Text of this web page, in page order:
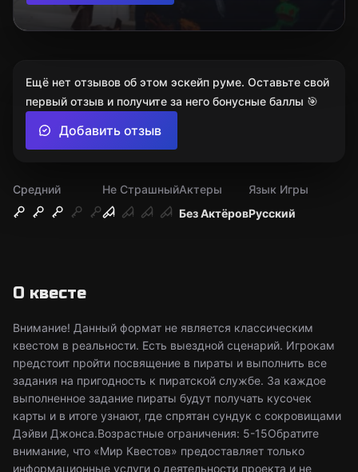
Средний
Не Страшный
Без Актёров
Актеры
Русский
Язык Игры
О квесте
Внимание! Данный формат не является классическим
квестом в реальности. Есть выездной сценарий. Игрокам
предстоит пройти посвящение в пираты и выполнить все
задания на пригодность к пиратской службе. За каждое
выполненное задание пираты будут получать кусочек
карты и в итоге узнают, где спрятан сундук с сокровищами
Дэйви Джонса.Возрастные ограничения: 5-15Обратите
внимание, что «Мир Квестов» предоставляет только
информационные услуги о деятельности проекта и не
Ещё нет отзывов об этом эскейп руме. Оставьте свой
первый отзыв и получите за него бонусные баллы 🎯
Добавить отзыв